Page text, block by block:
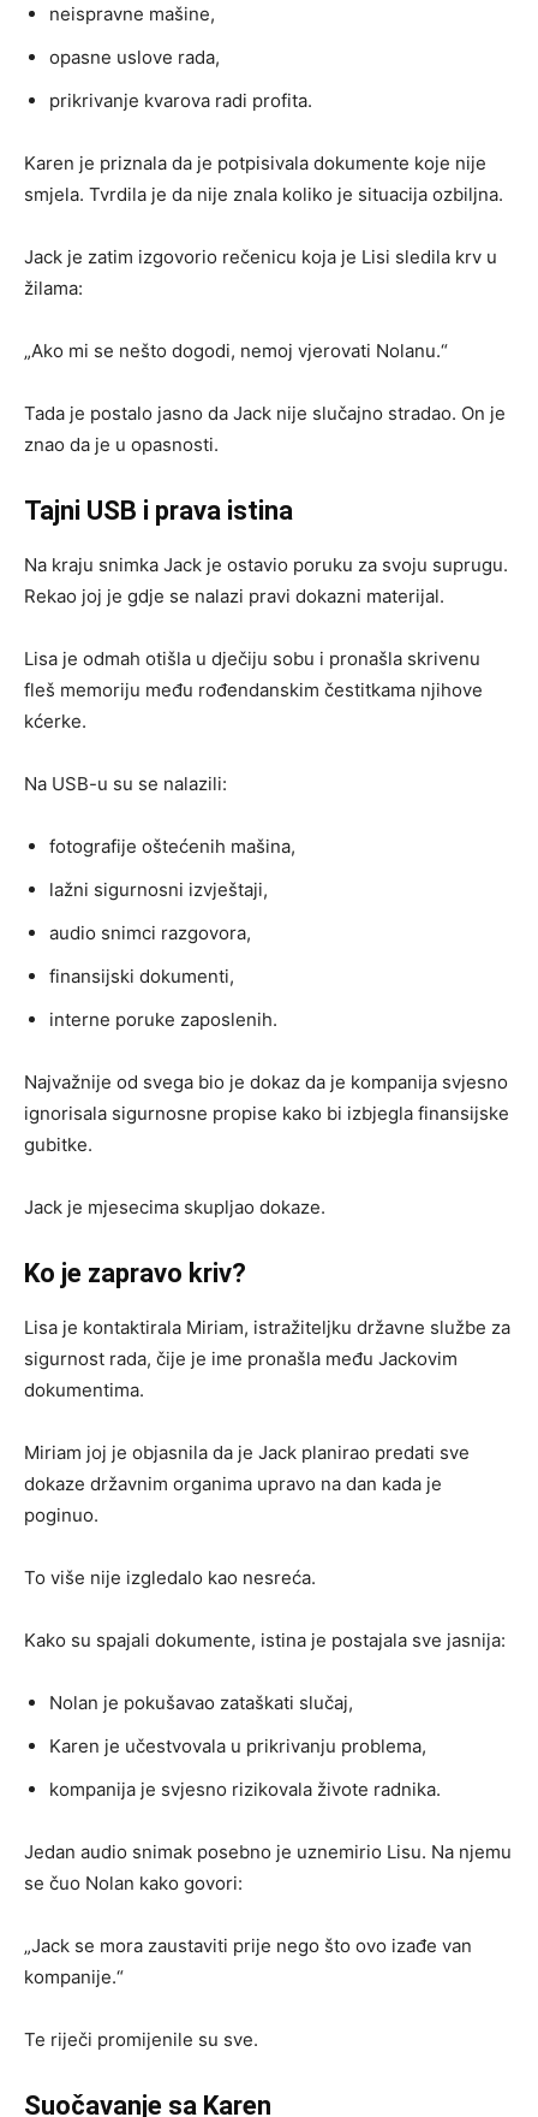
neispravne mašine,
opasne uslove rada,
prikrivanje kvarova radi profita.
Karen je priznala da je potpisivala dokumente koje nije
smjela. Tvrdila je da nije znala koliko je situacija ozbiljna.
Jack je zatim izgovorio rečenicu koja je Lisi sledila krv u
žilama:
„Ako mi se nešto dogodi, nemoj vjerovati Nolanu.“
Tada je postalo jasno da Jack nije slučajno stradao. On je
znao da je u opasnosti.
Tajni USB i prava istina
Na kraju snimka Jack je ostavio poruku za svoju suprugu.
Rekao joj je gdje se nalazi pravi dokazni materijal.
Lisa je odmah otišla u dječiju sobu i pronašla skrivenu
fleš memoriju među rođendanskim čestitkama njihove
kćerke.
Na USB-u su se nalazili:
fotografije oštećenih mašina,
lažni sigurnosni izvještaji,
audio snimci razgovora,
finansijski dokumenti,
interne poruke zaposlenih.
Najvažnije od svega bio je dokaz da je kompanija svjesno
ignorisala sigurnosne propise kako bi izbjegla finansijske
gubitke.
Jack je mjesecima skupljao dokaze.
Ko je zapravo kriv?
Lisa je kontaktirala Miriam, istražiteljku državne službe za
sigurnost rada, čije je ime pronašla među Jackovim
dokumentima.
Miriam joj je objasnila da je Jack planirao predati sve
dokaze državnim organima upravo na dan kada je
poginuo.
To više nije izgledalo kao nesreća.
Kako su spajali dokumente, istina je postajala sve jasnija:
Nolan je pokušavao zataškati slučaj,
Karen je učestvovala u prikrivanju problema,
kompanija je svjesno rizikovala živote radnika.
Jedan audio snimak posebno je uznemirio Lisu. Na njemu
se čuo Nolan kako govori:
„Jack se mora zaustaviti prije nego što ovo izađe van
kompanije.“
Te riječi promijenile su sve.
Suočavanje sa Karen